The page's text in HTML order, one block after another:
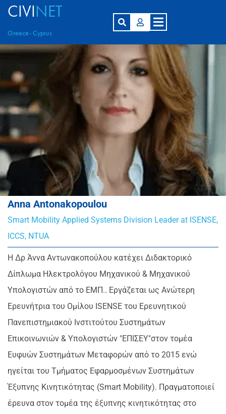
CIVINET
Greece- Cyprus
Anna Antonakopoulou
Smart Mobility Applied Systems Division Leader at ISENSE,
ICCS, NTUA
Η Δρ Άννα Αντωνακοπούλου κατέχει Διδακτορικό
Δίπλωμα Ηλεκτρολόγου Μηχανικού & Μηχανικού
Υπολογιστών από το ΕΜΠ.. Εργάζεται ως Ανώτερη
Ερευνήτρια του Ομίλου ISENSE του Ερευνητικού
Πανεπιστημιακού Ινστιτούτου Συστημάτων
Επικοινωνιών & Υπολογιστών "ΕΠΙΣΕΥ"στον τομέα
Ευφυών Συστημάτων Μεταφορών από το 2015 ενώ
ηγείται του Τμήματος Εφαρμοσμένων Συστημάτων
Έξυπνης Κινητικότητας (Smart Mobility). Πραγματοποιεί
έρευνα στον τομέα της έξυπνης κινητικότητας στο